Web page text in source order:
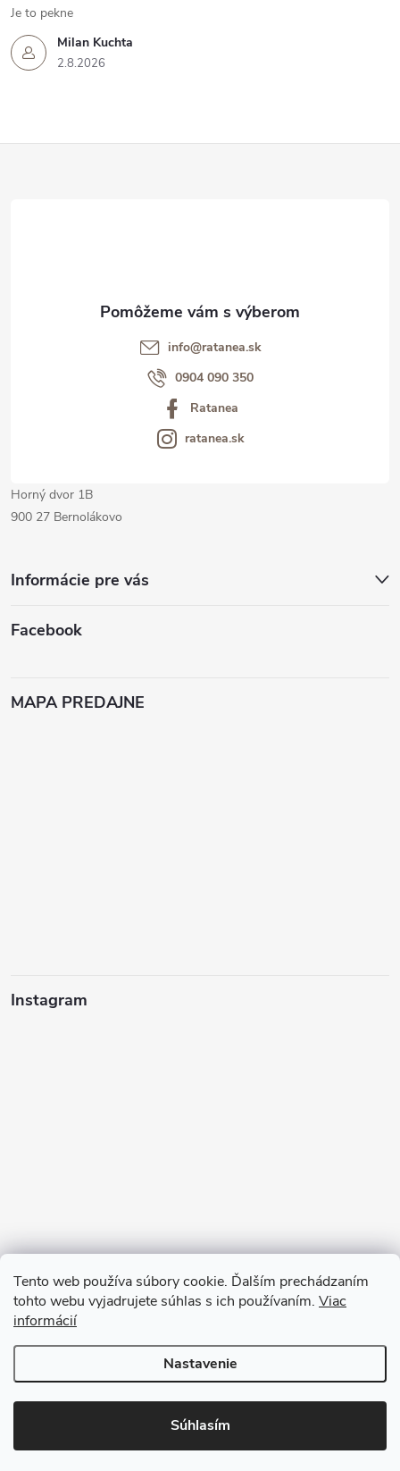
Tento web používa súbory cookie. Ďalším prechádzaním
tohto webu vyjadrujete súhlas s ich používaním. Viac
informácií
Nastavenie
Súhlasím
Milan Kuchta
2.8.2026
Je to pekne
Informácie pre vás
Facebook
info@ratanea.sk
0904 090 350
Ratanea
ratanea.sk
Horný dvor 1B
900 27 Bernolákovo
MAPA PREDAJNE
Instagram
Copyright 2026Ratanea.sk. Všetky práva vyhradené.Upraviť nastavenie
cookies